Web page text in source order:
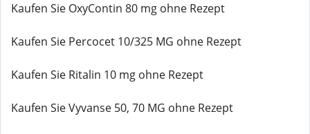
Kaufen Sie OxyContin 80 mg ohne Rezept
Kaufen Sie Percocet 10/325 MG ohne Rezept
Kaufen Sie Ritalin 10 mg ohne Rezept
Kaufen Sie Vyvanse 50, 70 MG ohne Rezept